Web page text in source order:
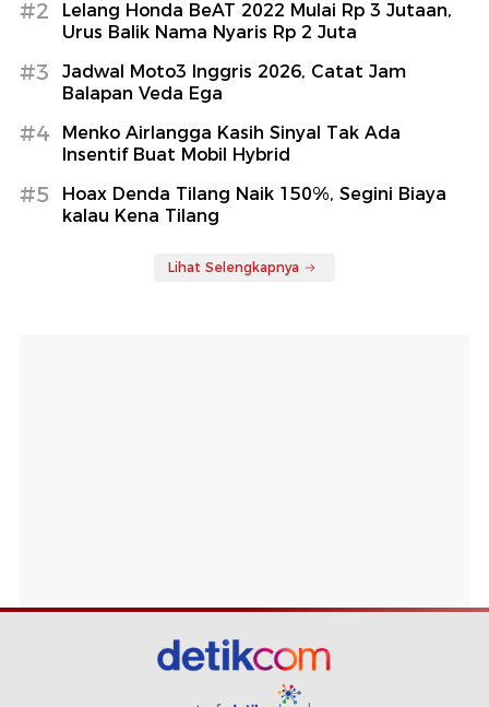
#2
Lelang Honda BeAT 2022 Mulai Rp 3 Jutaan,
Urus Balik Nama Nyaris Rp 2 Juta
#3
Jadwal Moto3 Inggris 2026, Catat Jam
Balapan Veda Ega
#4
Menko Airlangga Kasih Sinyal Tak Ada
Insentif Buat Mobil Hybrid
#5
Hoax Denda Tilang Naik 150%, Segini Biaya
kalau Kena Tilang
Lihat Selengkapnya